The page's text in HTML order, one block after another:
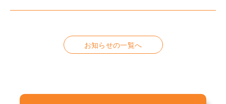
お知らせの一覧へ